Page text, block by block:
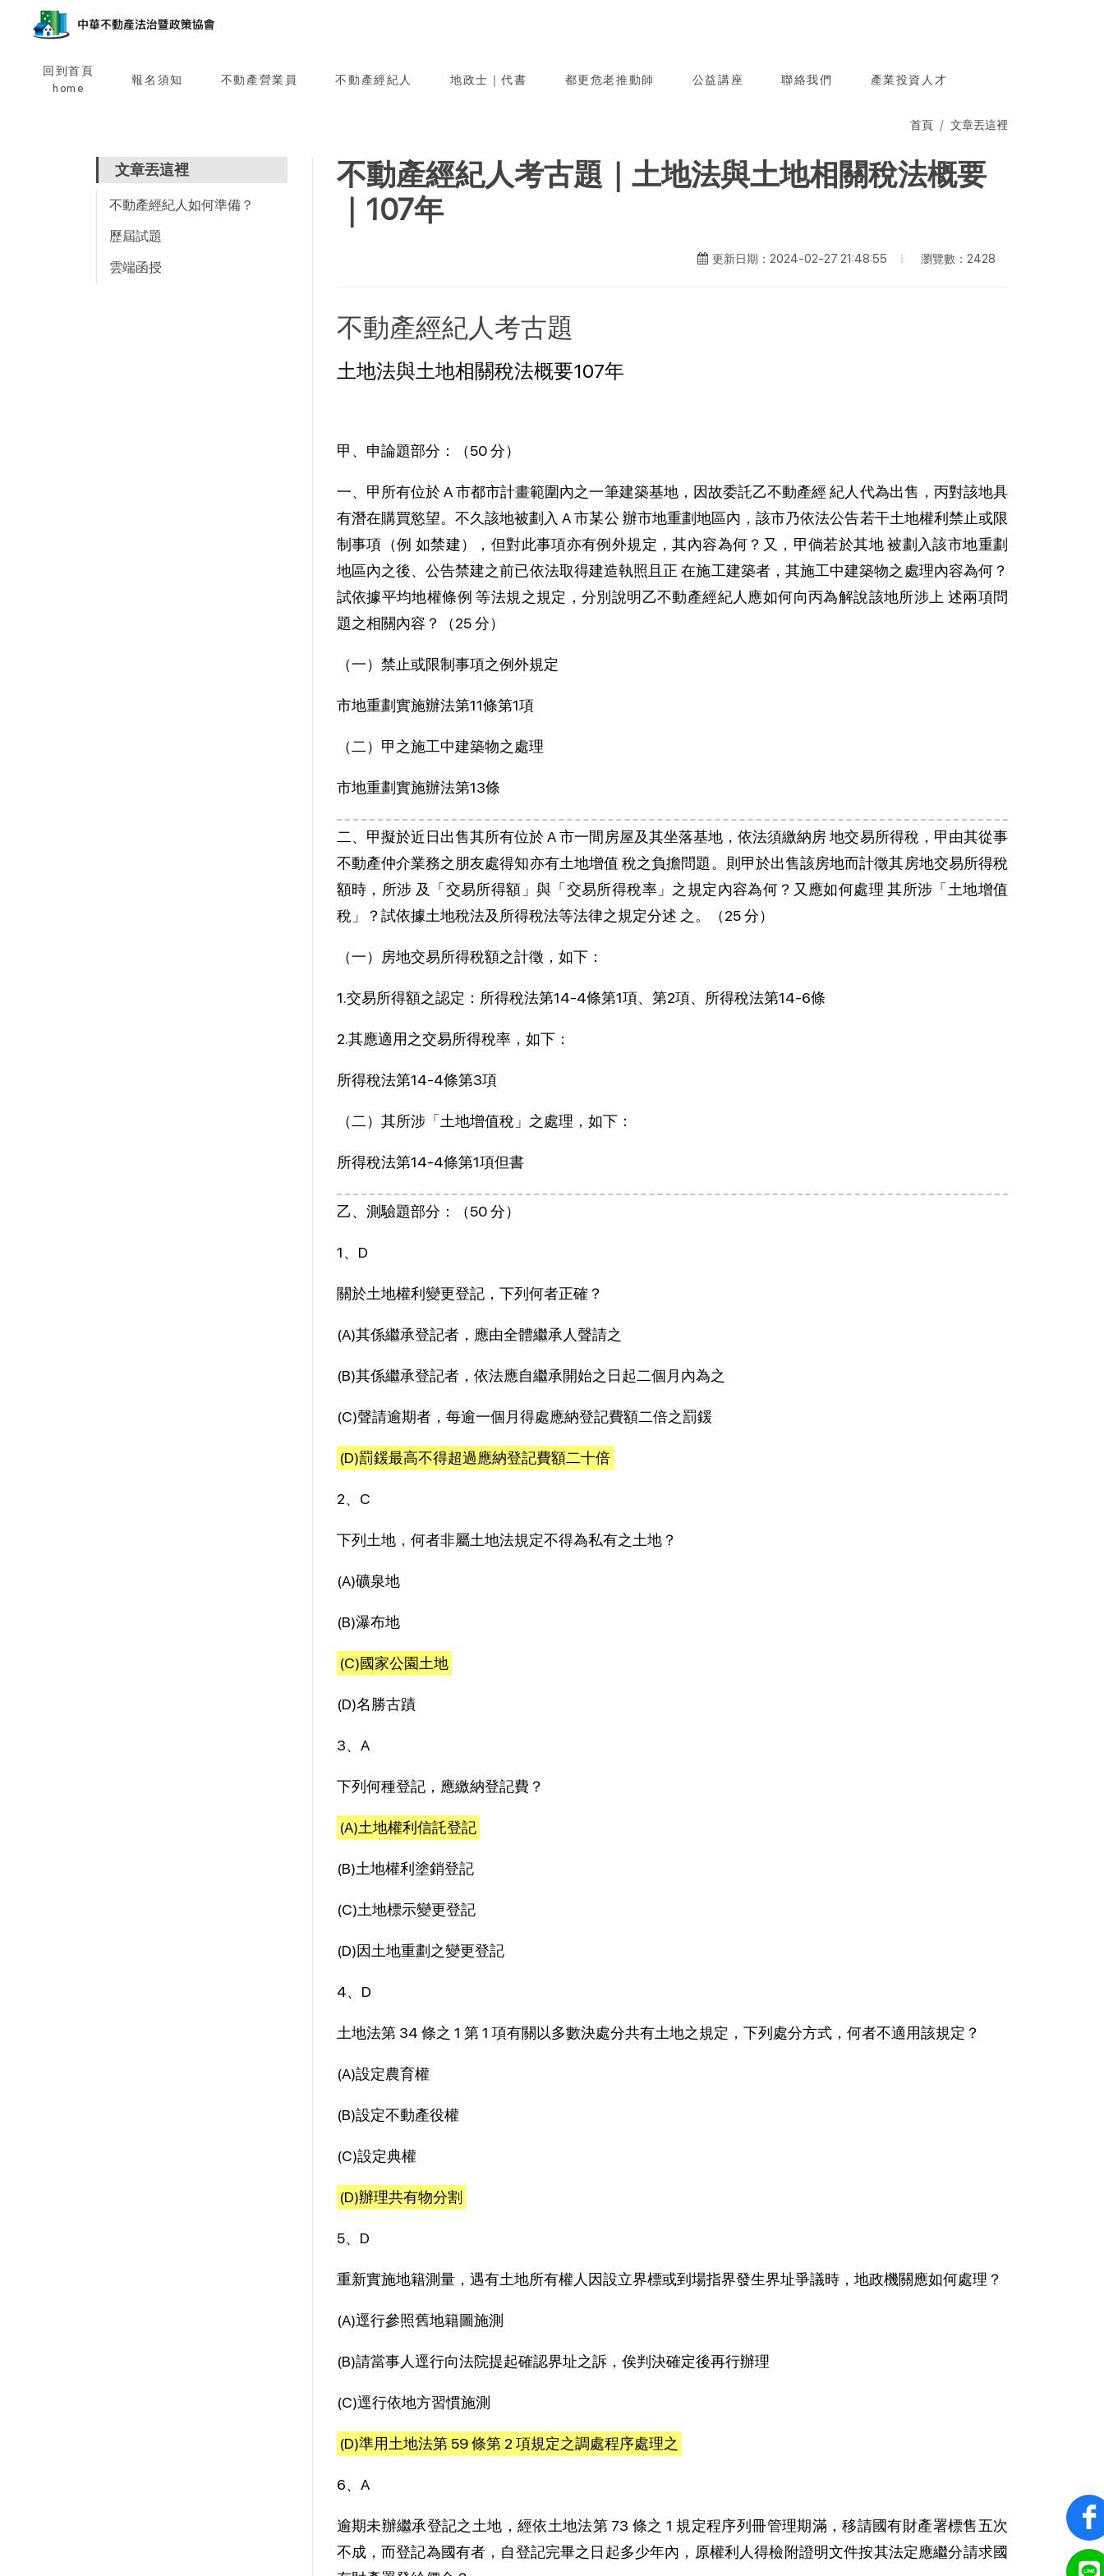
回到首頁
home
報名須知 不動產營業員 不動產經紀人 地政士｜代書 都更危老推動師 公益講座 聯絡我們 產業投資人才
首頁 文章丟這裡
文章丟這裡
不動產經紀人如何準備？
歷屆試題
雲端函授
不動產經紀人考古題｜土地法與土地相關稅法概要
｜107年
更新日期：2024-02-27 21:48:55 瀏覽數：2428
不動產經紀人考古題
土地法與土地相關稅法概要107年
甲、申論題部分：（50 分）
一、甲所有位於 A 市都市計畫範圍內之一筆建築基地，因故委託乙不動產經 紀人代為出售，丙對該地具
有潛在購買慾望。不久該地被劃入 A 市某公 辦市地重劃地區內，該市乃依法公告若干土地權利禁止或限
制事項（例 如禁建），但對此事項亦有例外規定，其內容為何？又，甲倘若於其地 被劃入該市地重劃
地區內之後、公告禁建之前已依法取得建造執照且正 在施工建築者，其施工中建築物之處理內容為何？
試依據平均地權條例 等法規之規定，分別說明乙不動產經紀人應如何向丙為解說該地所涉上 述兩項問
題之相關內容？（25 分）
（一）禁止或限制事項之例外規定
市地重劃實施辦法第11條第1項
（二）甲之施工中建築物之處理
市地重劃實施辦法第13條
二、甲擬於近日出售其所有位於 A 市一間房屋及其坐落基地，依法須繳納房 地交易所得稅，甲由其從事
不動產仲介業務之朋友處得知亦有土地增值 稅之負擔問題。則甲於出售該房地而計徵其房地交易所得稅
額時，所涉 及「交易所得額」與「交易所得稅率」之規定內容為何？又應如何處理 其所涉「土地增值
稅」？試依據土地稅法及所得稅法等法律之規定分述 之。（25 分）
（一）房地交易所得稅額之計徵，如下：
1.交易所得額之認定：所得稅法第14-4條第1項、第2項、所得稅法第14-6條
2.其應適用之交易所得稅率，如下：
所得稅法第14-4條第3項
（二）其所涉「土地增值稅」之處理，如下：
所得稅法第14-4條第1項但書
乙、測驗題部分：（50 分）
1、D
關於土地權利變更登記，下列何者正確？
(A)其係繼承登記者，應由全體繼承人聲請之
(B)其係繼承登記者，依法應自繼承開始之日起二個月內為之
(C)聲請逾期者，每逾一個月得處應納登記費額二倍之罰鍰
(D)罰鍰最高不得超過應納登記費額二十倍
2、C
下列土地，何者非屬土地法規定不得為私有之土地？
(A)礦泉地
(B)瀑布地
(C)國家公園土地
(D)名勝古蹟
3、A
下列何種登記，應繳納登記費？
(A)土地權利信託登記
(B)土地權利塗銷登記
(C)土地標示變更登記
(D)因土地重劃之變更登記
4、D
土地法第 34 條之 1 第 1 項有關以多數決處分共有土地之規定，下列處分方式，何者不適用該規定？
(A)設定農育權
(B)設定不動產役權
(C)設定典權
(D)辦理共有物分割
5、D
重新實施地籍測量，遇有土地所有權人因設立界標或到場指界發生界址爭議時，地政機關應如何處理？
(A)逕行參照舊地籍圖施測
(B)請當事人逕行向法院提起確認界址之訴，俟判決確定後再行辦理
(C)逕行依地方習慣施測
(D)準用土地法第 59 條第 2 項規定之調處程序處理之
6、A
逾期未辦繼承登記之土地，經依土地法第 73 條之 1 規定程序列冊管理期滿，移請國有財產署標售五次
不成，而登記為國有者，自登記完畢之日起多少年內，原權利人得檢附證明文件按其法定應繼分請求國